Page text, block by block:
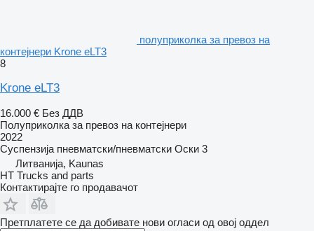
полуприколка за превоз на
контејнери Krone eLT3
8
Krone eLT3
16.000 € Без ДДВ
Полуприколка за превоз на контејнери
2022
Суспензија пневматски/пневматски Оски 3
Литванија, Kaunas
HT Trucks and parts
Контактирајте го продавачот
Претплатете се да добивате нови огласи од овој оддел